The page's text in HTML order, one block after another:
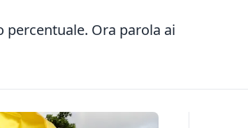
Ora parola ai